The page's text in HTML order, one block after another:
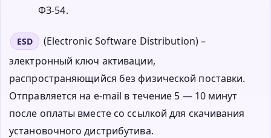
ФЗ-54.
ESD
(Electronic Software Distribution) –
электронный ключ активации,
распространяющийся без физической поставки.
Отправляется на e-mail в течение 5 — 10 минут
после оплаты вместе со ссылкой для скачивания
установочного дистрибутива.